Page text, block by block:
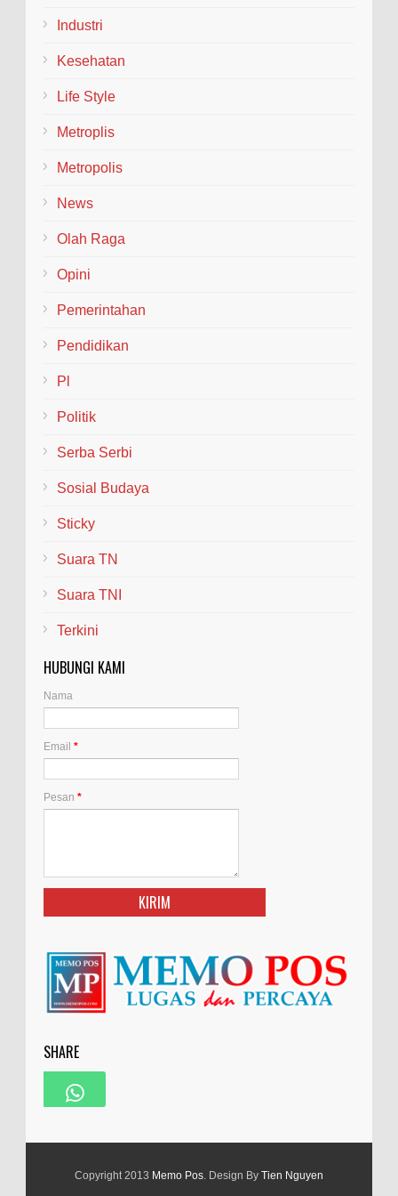
Industri
Kesehatan
Life Style
Metroplis
Metropolis
News
Olah Raga
Opini
Pemerintahan
Pendidikan
Pl
Politik
Serba Serbi
Sosial Budaya
Sticky
Suara TN
Suara TNI
Terkini
HUBUNGI KAMI
Nama
Email *
Pesan *
SHARE
Copyright 2013 Memo Pos. Design By Tien Nguyen